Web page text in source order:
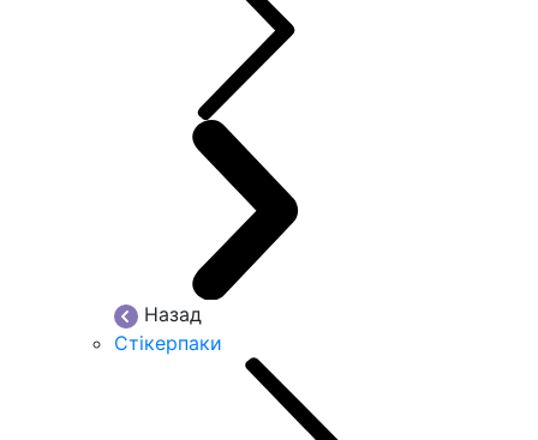
Назад
Стікерпаки